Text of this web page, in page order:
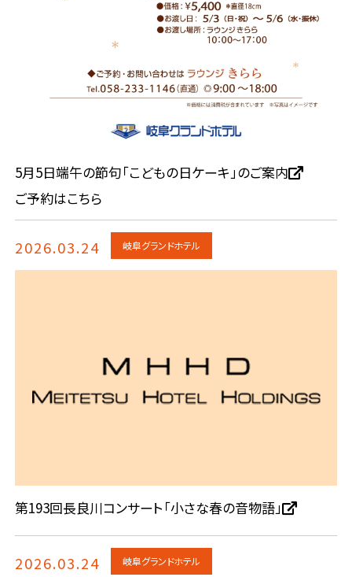
5月5日端午の節句「こどもの日ケーキ」のご案内
ご予約はこちら
2026.03.24 岐阜グランドホテル
第193回長良川コンサート「小さな春の音物語」
2026.03.24 岐阜グランドホテル